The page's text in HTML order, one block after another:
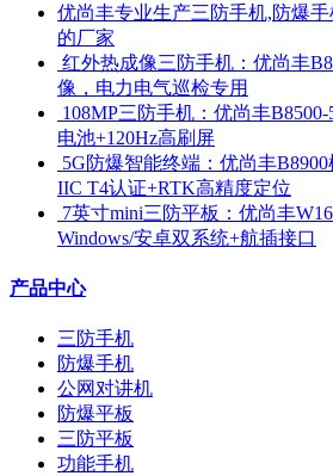
优尚丰专业生产三防手机,防爆
的厂家
红外热成像三防手机：优尚丰
像，电力电气巡检专用
108MP三防手机：优尚丰
电池+120Hz高刷屏
5G防爆智能终端：优尚丰
IIC T4认证+RTK高精度定位
7英寸mini三防平板：优尚丰
Windows/安卓双系统+航插接口
产品中心
三防手机
防爆手机
公网对讲机
防爆平板
三防平板
功能手机